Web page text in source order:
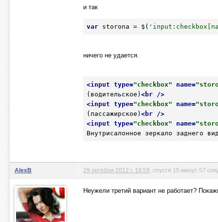
и так
var storona = $(
ничего не удается.
<input type="checkbox" name=
(водительское) <br />
<input type="checkbox" name=
(пассажирское) <br />
<input type="checkbox" name=
Внутрисалонное зеркало заднего
AlexB 29 октября 2012 г. 19:59 , спустя 15 минут 57
Неужели третий вариант не работает?